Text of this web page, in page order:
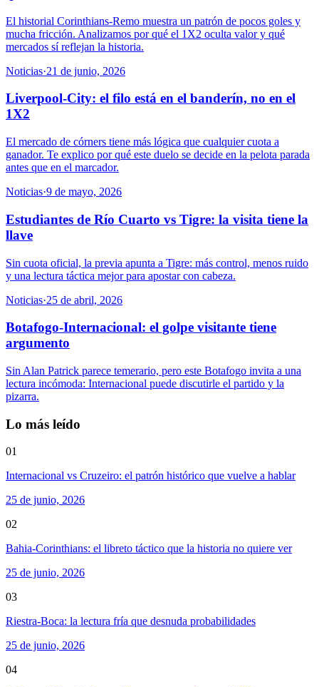
El historial Corinthians-Remo muestra un patrón de pocos goles y
mucha fricción. Analizamos por qué el 1X2 oculta valor y qué
mercados sí reflejan la historia.
Noticias·21 de junio, 2026
Liverpool-City: el filo está en el banderín, no en el
1X2
El mercado de córners tiene más lógica que cualquier cuota a
ganador. Te explico por qué este duelo se decide en la pelota parada
antes que en el marcador.
Noticias·9 de mayo, 2026
Estudiantes de Río Cuarto vs Tigre: la visita tiene la
llave
Sin cuota oficial, la previa apunta a Tigre: más control, menos ruido
y una lectura táctica mejor para apostar con cabeza.
Noticias·25 de abril, 2026
Botafogo-Internacional: el golpe visitante tiene
argumento
Sin Alan Patrick parece temerario, pero este Botafogo invita a una
lectura incómoda: Internacional puede discutirle el partido y la
pizarra.
Lo más leído
01
Internacional vs Cruzeiro: el patrón histórico que vuelve a hablar
25 de junio, 2026
02
Bahia-Corinthians: el libreto táctico que la historia no quiere ver
25 de junio, 2026
03
Riestra-Boca: la lectura fría que desnuda probabilidades
25 de junio, 2026
04